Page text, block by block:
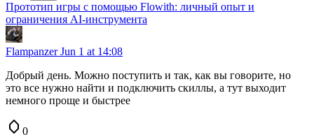
Прототип игры с помощью Flowith: личный опыт и
ограничения AI-инструмента
FlampanzerJun 1 at 14:08
Добрый день. Можно поступить и так, как вы говорите, но
это все нужно найти и подключить скиллы, а тут выходит
немного проще и быстрее
0